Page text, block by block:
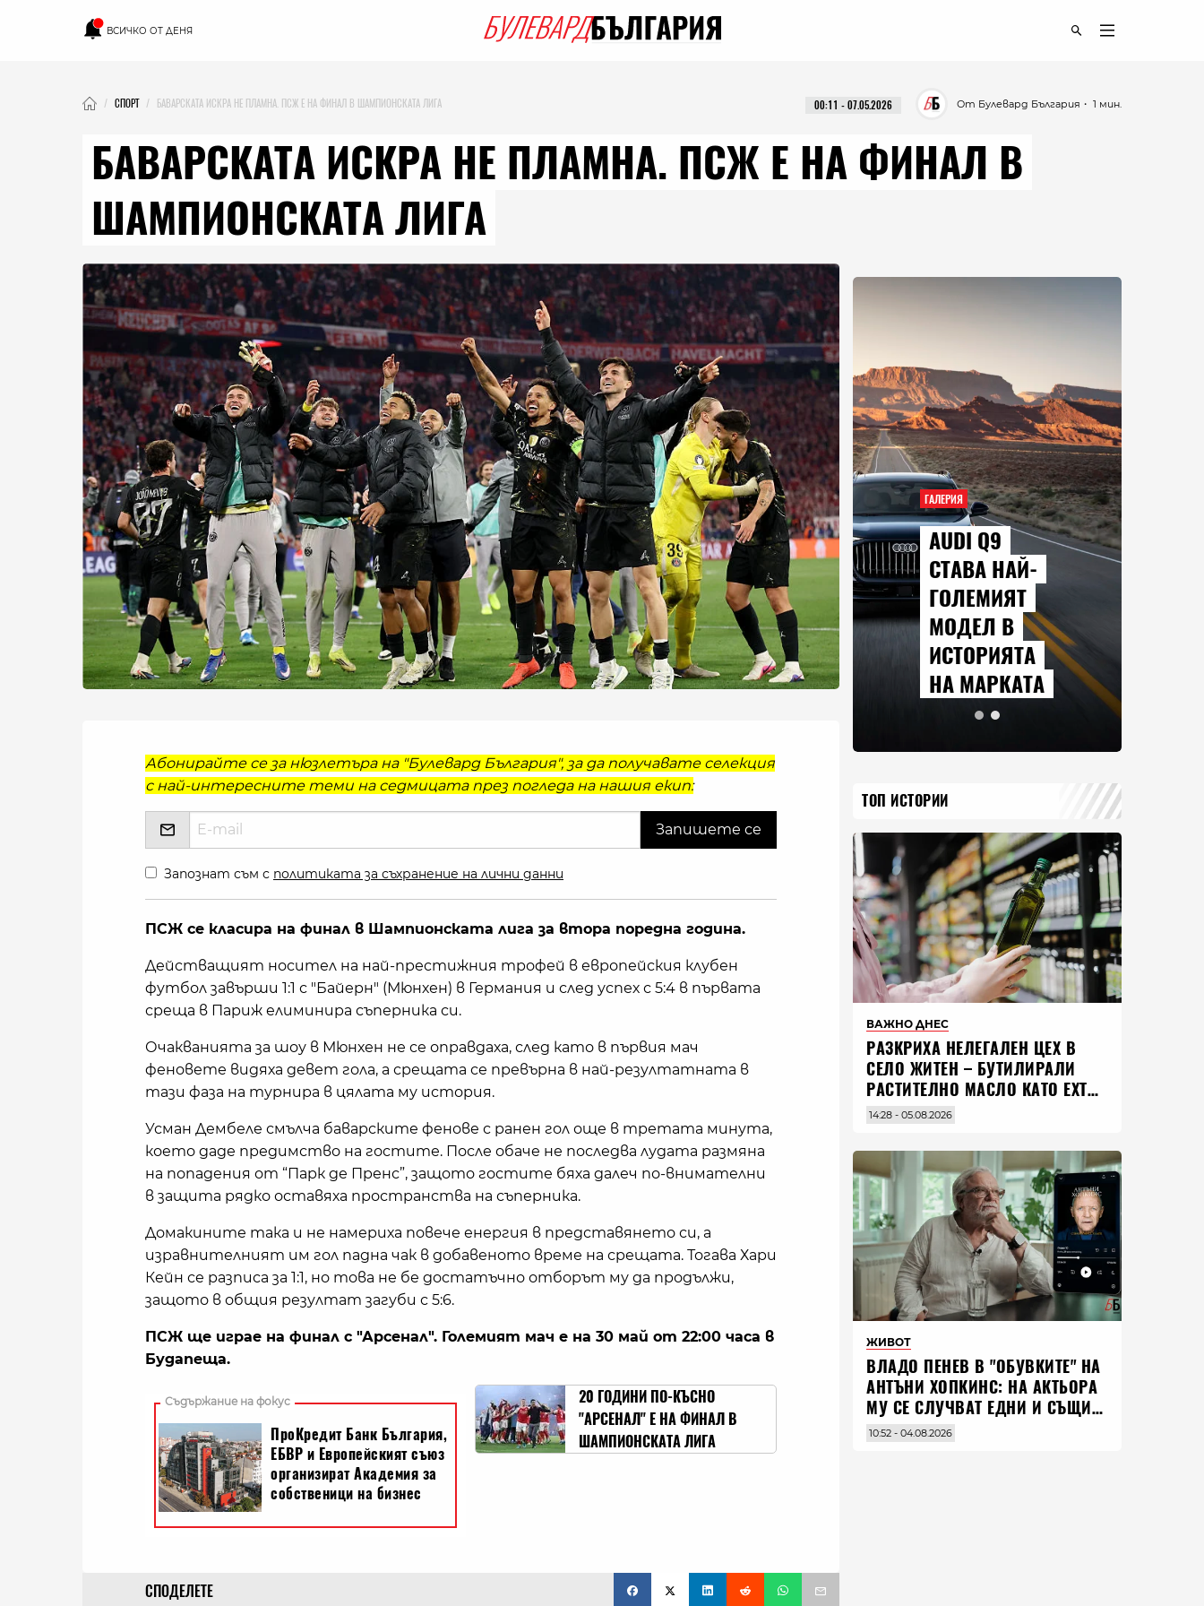
ВСИЧКО ОТ ДЕНЯ
СПОРТ БАВАРСКАТА ИСКРА НЕ ПЛАМНА. ПСЖ Е НА ФИНАЛ В ШАМПИОНСКАТА ЛИГА ・ 1 мин.
От Булевард България
00:11 - 07.05.2026
БАВАРСКАТА ИСКРА НЕ ПЛАМНА. ПСЖ Е НА ФИНАЛ В
ШАМПИОНСКАТА ЛИГА
Абонирайте се за нюзлетъра на "Булевард България", за да получавате селекция
с най-интересните теми на седмицата през погледа на нашия екип:
Запознат съм с политиката за съхранение на лични данни
ПСЖ се класира на финал в Шампионската лига за втора поредна година.
Действащият носител на най-престижния трофей в европейския клубен
футбол завърши 1:1 с "Байерн" (Мюнхен) в Германия и след успех с 5:4 в първата
среща в Париж елиминира съперника си.
Очакванията за шоу в Мюнхен не се оправдаха, след като в първия мач
феновете видяха девет гола, а срещата се превърна в най-резултатната в
тази фаза на турнира в цялата му история.
Усман Дембеле смълча баварските фенове с ранен гол още в третата минута,
което даде предимство на гостите. После обаче не последва лудата размяна
на попадения от “Парк де Пренс”, защото гостите бяха далеч по-внимателни
в защита рядко оставяха пространства на съперника.
Домакините така и не намериха повече енергия в представянето си, а
изравнителният им гол падна чак в добавеното време на срещата. Тогава Хари
Кейн се разписа за 1:1, но това не бе достатъчно отборът му да продължи,
защото в общия резултат загуби с 5:6.
ПСЖ ще играе на финал с "Арсенал". Големият мач е на 30 май от 22:00 часа в
Будапеща.
20 ГОДИНИ ПО-КЪСНО
"АРСЕНАЛ" Е НА ФИНАЛ В
ШАМПИОНСКАТА ЛИГА
СПОДЕЛЕТЕ
ГАЛЕРИЯ
AUDI Q9
СТАВА НАЙ-
ГОЛЕМИЯТ
МОДЕЛ В
ИСТОРИЯТА
НА МАРКАТА
ТОП ИСТОРИИ
ВАЖНО ДНЕС
РАЗКРИХА НЕЛЕГАЛЕН ЦЕХ В
СЕЛО ЖИТЕН – БУТИЛИРАЛИ
РАСТИТЕЛНО МАСЛО КАТО EXTRA
VIRGIN ЗЕХТИН
14:28 - 05.08.2026
ЖИВОТ
ВЛАДO ПЕНЕВ В "ОБУВКИТЕ" НА
АНТЪНИ ХОПКИНС: НА АКТЬОРА
МУ СЕ СЛУЧВАТ ЕДНИ И СЪЩИ
НЕЩА ПО ЦЕЛИЯ СВЯТ
10:52 - 04.08.2026